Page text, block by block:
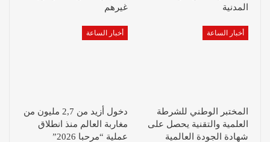
المدنية
غيرهم
أخبار الساعة
المختبر الوطني للشرطة
العلمية والتقنية يحصل على
شهادة الجودة العالمية
أخبار الساعة
دخول أزيد من 2,7 مليون من
مغاربة العالم منذ انطلاق
عملية “مرحبا 2026”